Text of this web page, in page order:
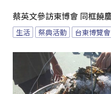
蔡英文參訪東博會 同框饒
生活 祭典活動 台東博覽會